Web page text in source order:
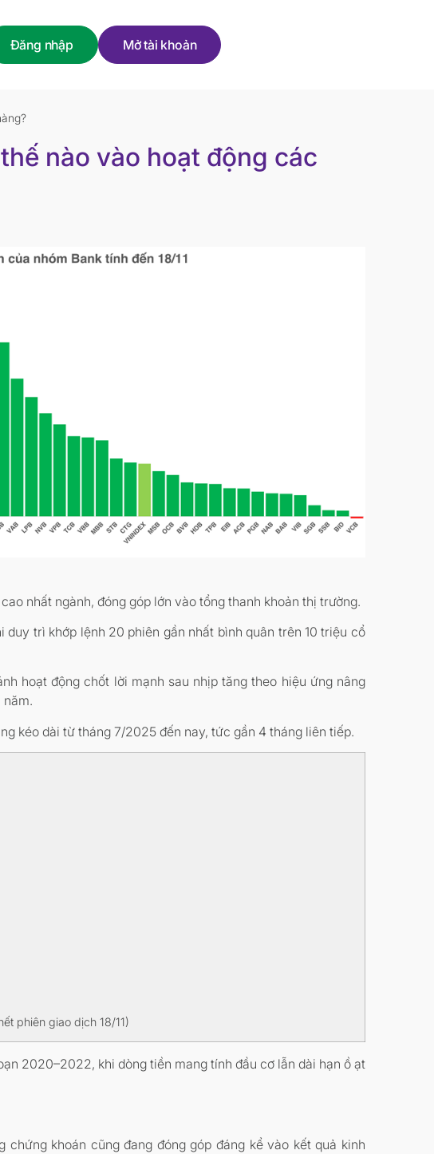
Đăng nhập Mở tài khoản
nào vào hoạt động các
nhất ngành, đóng góp lớn vào tổng thanh khoản thị trường.
trì khớp lệnh 20 phiên gần nhất bình quân trên 10 triệu cổ
hoạt động chốt lời mạnh sau nhịp tăng theo hiệu ứng nâng
năm.
kéo dài từ tháng 7/2025 đến nay, tức gần 4 tháng liên tiếp.
phiên giao dịch 18/11)
2020–2022, khi dòng tiền mang tính đầu cơ lẫn dài hạn ồ ạt
khoán cũng đang đóng góp đáng kể vào kết quả kinh